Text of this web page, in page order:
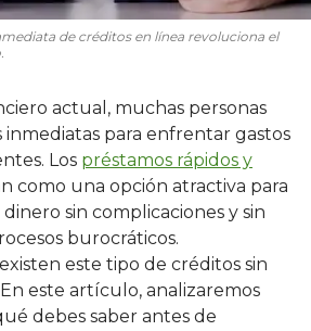
de créditos en línea revoluciona el
actual, muchas personas
inmediatas para enfrentar gastos
Los préstamos rápidos y
como una opción atractiva para
sin complicaciones y sin
burocráticos.
este tipo de créditos sin
este artículo, analizaremos
debes saber antes de